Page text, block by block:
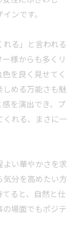
ンです。
る」と言われる
様からも多くリ
を良く見せてく
める万能さも魅
を演出でき、プ
くれる、まさに一
よい華やかさを求
分を高めたい方
ると、自然と仕
場面でもポジテ